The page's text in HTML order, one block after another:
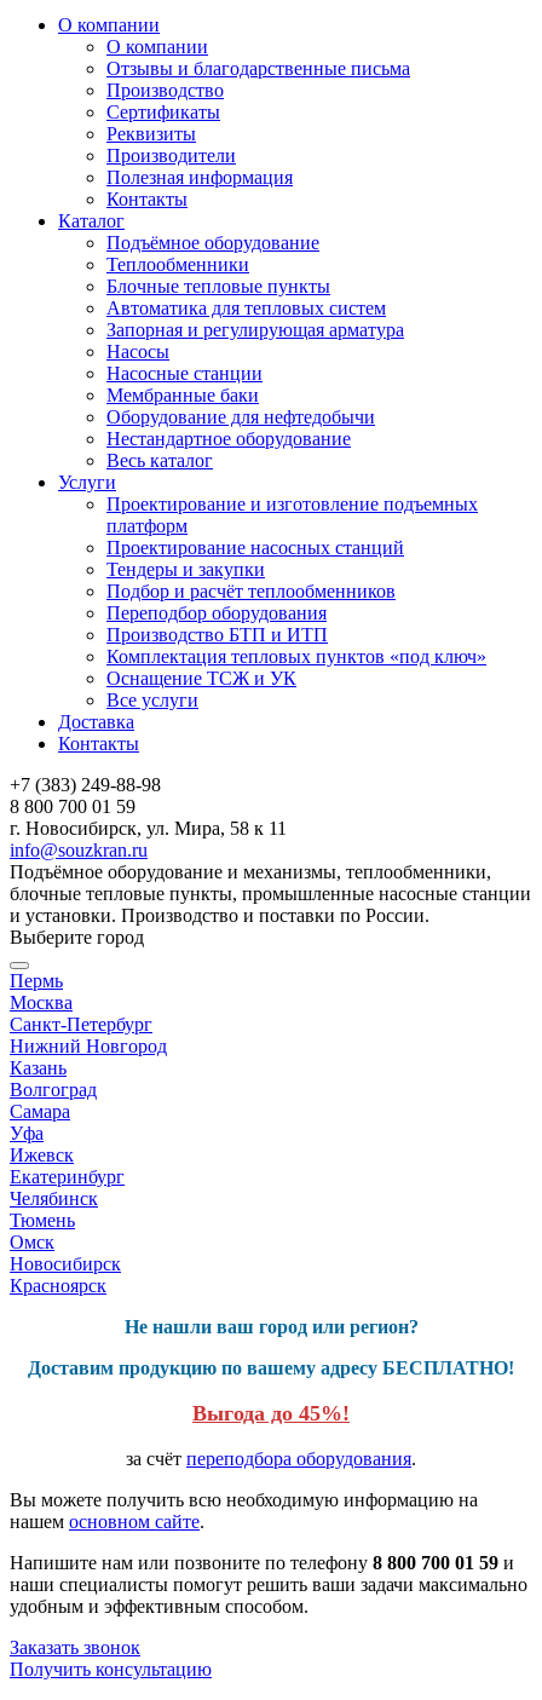
О компании
О компании
Отзывы и благодарственные письма
Производство
Сертификаты
Реквизиты
Производители
Полезная информация
Контакты
Каталог
Подъёмное оборудование
Теплообменники
Блочные тепловые пункты
Автоматика для тепловых систем
Запорная и регулирующая арматура
Насосы
Насосные станции
Мембранные баки
Оборудование для нефтедобычи
Нестандартное оборудование
Весь каталог
Услуги
Проектирование и изготовление подъемных
платформ
Проектирование насосных станций
Тендеры и закупки
Подбор и расчёт теплообменников
Переподбор оборудования
Производство БТП и ИТП
Комплектация тепловых пунктов «под ключ»
Оснащение ТСЖ и УК
Все услуги
Доставка
Контакты
+7 (383) 249-88-98
8 800 700 01 59
г. Новосибирск, ул. Мира, 58 к 11
info@souzkran.ru
Подъёмное оборудование и механизмы, теплообменники,
блочные тепловые пункты, промышленные насосные станции
и установки. Производство и поставки по России.
Выберите город
Пермь
Москва
Санкт-Петербург
Нижний Новгород
Казань
Волгоград
Самара
Уфа
Ижевск
Екатеринбург
Челябинск
Тюмень
Омск
Новосибирск
Красноярск
Не нашли ваш город или регион?
Доставим продукцию по вашему адресу БЕСПЛАТНО!
Выгода до 45%!
за счёт переподбора оборудования.
Вы можете получить всю необходимую информацию на
нашем основном сайте.
Напишите нам или позвоните по телефону 8 800 700 01 59 и
наши специалисты помогут решить ваши задачи максимально
удобным и эффективным способом.
Заказать звонок
Получить консультацию